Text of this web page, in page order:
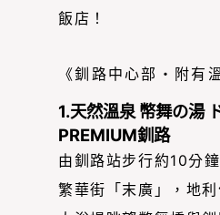
飯店！
《釧路中心部・附有
1.天然溫泉 幣舞の湯
PREMIUM釧路
由釧路站步行約10分
繁華街「末廣」，地